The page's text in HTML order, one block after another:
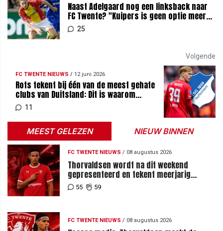
Naast Adelgaard nog een linksback naar
FC Twente? "Kuipers is geen optie meer
en Hrgovic is interessant"
25
Volgende
FC TWENTE NIEUWS / 12 juni 2026
Rots tekent bij één van de meest gehate
clubs van Duitsland: Dit is waarom
Hoffenheim zo impopulair is
11
MEEST GELEZEN NIEUW BINNEN
FC TWENTE NIEUWS / 08 augustus 2026
Thorvaldsen wordt na dit weekend
gepresenteerd en tekent meerjarig
contract bij FC Twente
55 59
FC TWENTE NIEUWS / 08 augustus 2026